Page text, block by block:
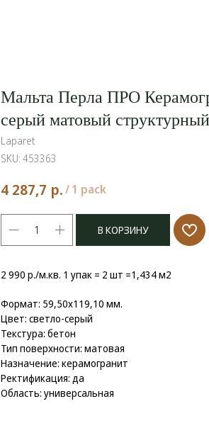
Мальта Перла ПРО
серый матовый
Laparet
SKU: 453363
4 287,7 р./1 pack
В КОРЗИНУ
2 990 р./м.кв. 1 упак = 2 шт =1,434 м2
Формат: 59,50x119,10 мм.
Цвет: светло-серый
Текстура: бетон
Тип поверхности: матовая
Назначение: керамогранит
Ректификация: да
Область: универсальная